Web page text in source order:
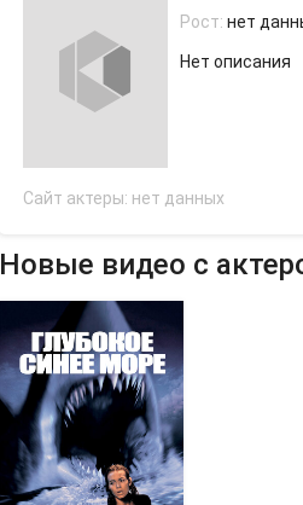
Рост: нет
Нет описания
Сайт актеры: нет данных
Новые видео с